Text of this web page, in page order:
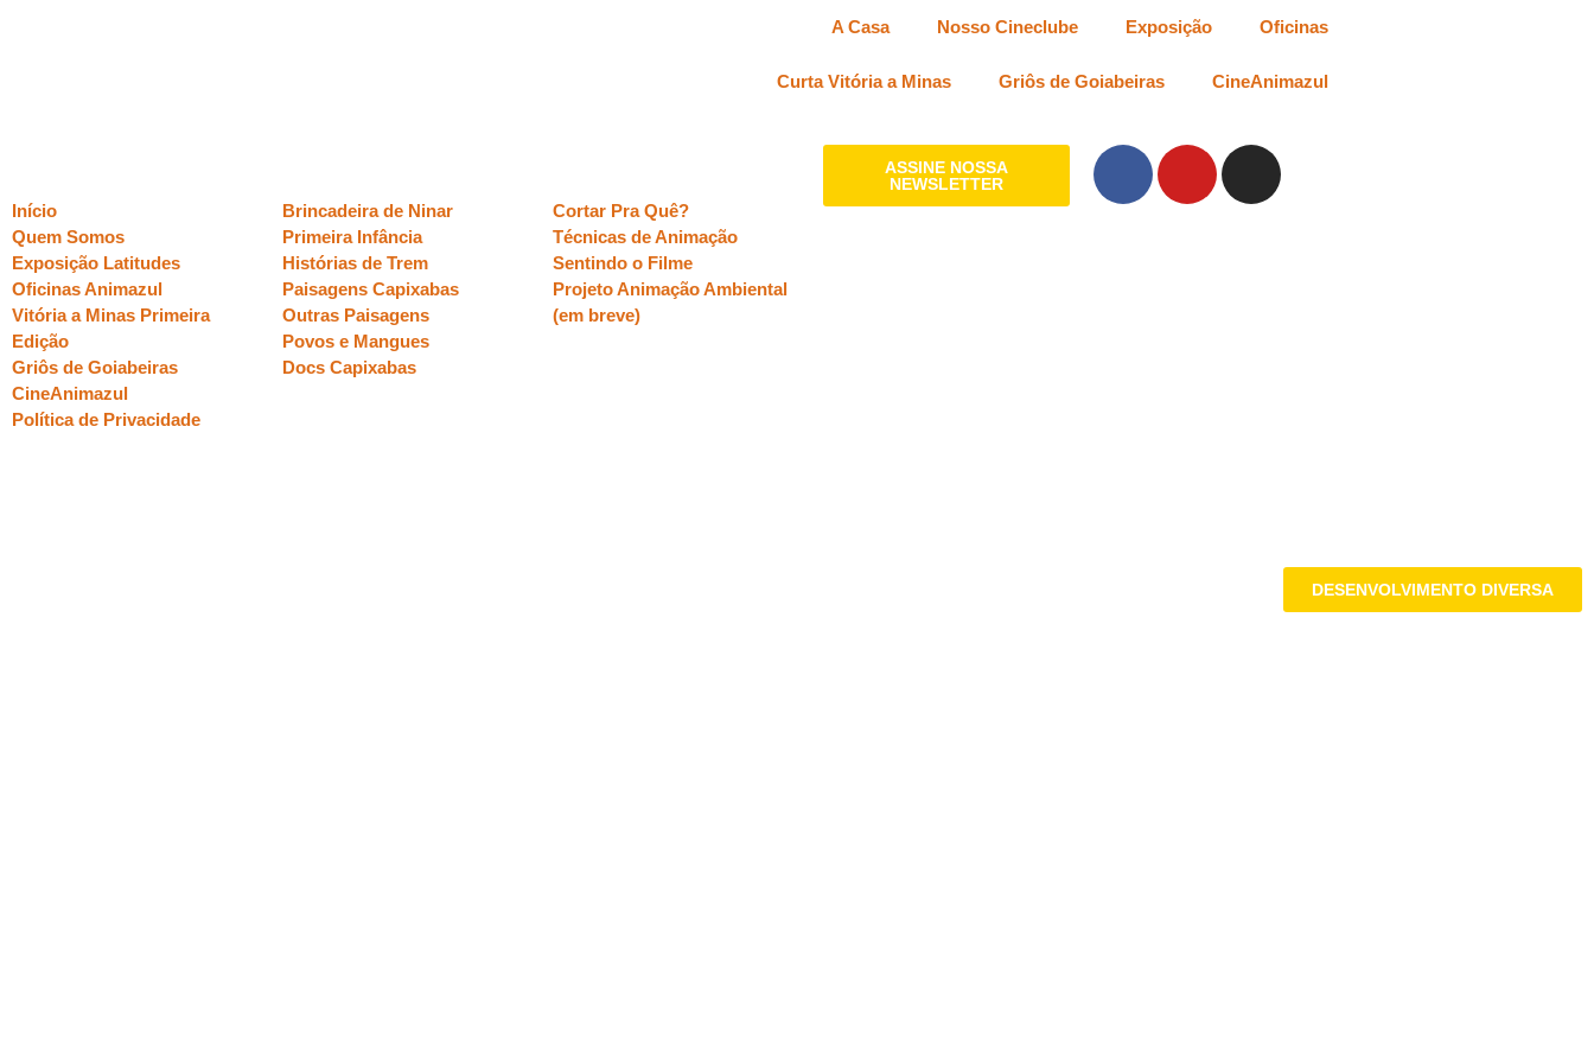
A Casa Nosso Cineclube Exposição Oficinas
Curta Vitória a Minas Griôs de Goiabeiras CineAnimazul
Início
Quem Somos
Exposição Latitudes
Oficinas Animazul
Vitória a Minas Primeira
Edição
Griôs de Goiabeiras
CineAnimazul
Política de Privacidade
Brincadeira de Ninar
Primeira Infância
Histórias de Trem
Paisagens Capixabas
Outras Paisagens
Povos e Mangues
Docs Capixabas
Cortar Pra Quê?
Técnicas de Animação
Sentindo o Filme
Projeto Animação Ambiental
(em breve)
ASSINE NOSSA
NEWSLETTER
DESENVOLVIMENTO DIVERSA